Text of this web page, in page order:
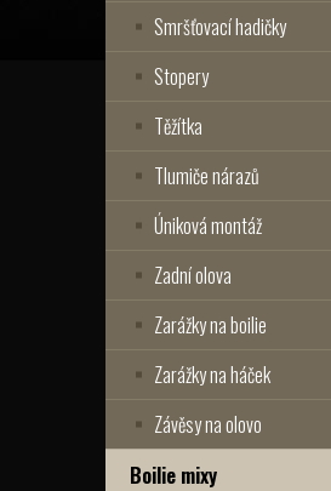
Smršťovací hadičky
Stopery
Těžítka
Tlumiče nárazů
Úniková montáž
Zadní olova
Zarážky na boilie
Zarážky na háček
Závěsy na olovo
Boilie mixy